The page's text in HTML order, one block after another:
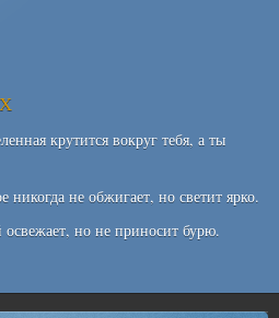
крутится вокруг тебя, а ты
никогда не обжигает, но светит ярко.
но не приносит бурю.